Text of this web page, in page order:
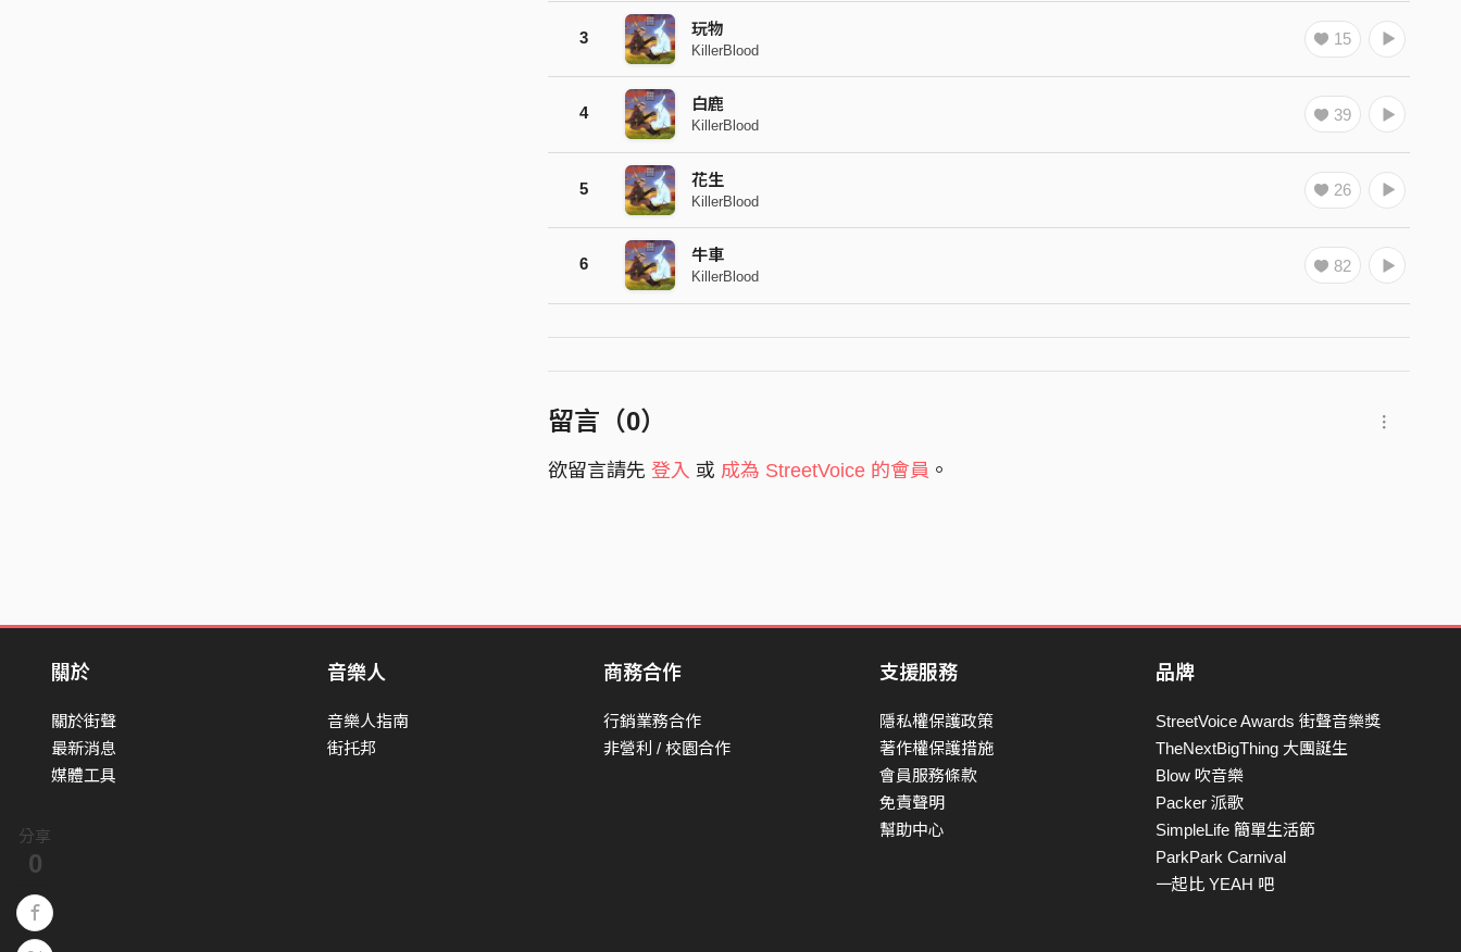
分享
0
3 玩物
KillerBlood
15
4 白鹿
KillerBlood
39
5 花生
KillerBlood
26
6 牛車
KillerBlood
82
留言（0）
欲留言請先 登入 或 成為 StreetVoice 的會員 。
關於
關於街聲
最新消息
媒體工具
音樂人
音樂人指南
街托邦
商務合作
行銷業務合作
非營利 / 校園合作
支援服務
隱私權保護政策
著作權保護措施
會員服務條款
免責聲明
幫助中心
品牌
StreetVoice Awards 街聲音樂獎
TheNextBigThing 大團誕生
Blow 吹音樂
Packer 派歌
SimpleLife 簡單生活節
ParkPark Carnival
一起比 YEAH 吧